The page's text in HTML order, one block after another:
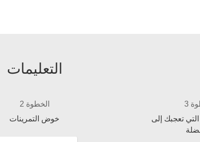
التعليمات
الخطوة 2
خوض التمرينات
3
تعجبك إلى